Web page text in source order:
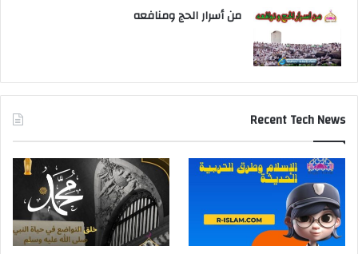
من أسرار الحج ومنافعه
Recent Tech News